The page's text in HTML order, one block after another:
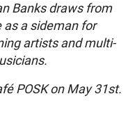
Banks draws from
as a sideman for
artists and multi-
éPOSK on May 31st.